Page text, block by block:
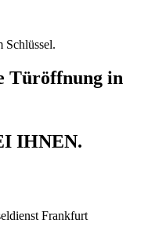
Schlüssel.
Türöffnung in
IHNEN.
Frankfurt